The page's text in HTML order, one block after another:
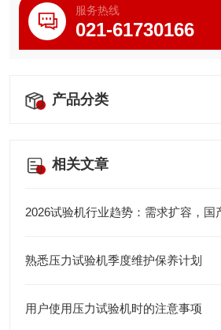
服务热线
021-61730166
产品分类
相关文章
2026试验机行业趋势：需求扩容，国
熟悉压力试验机季度维护保养计划
用户使用压力试验机时的注意事项